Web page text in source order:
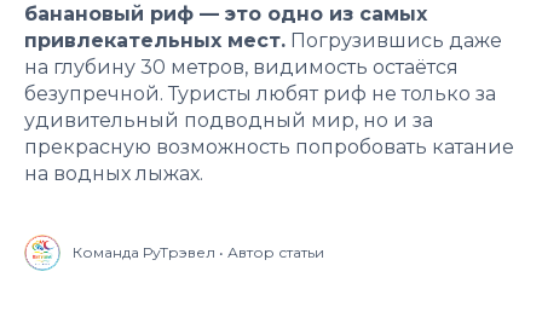
банановый риф — это одно из самых
привлекательных мест. Погрузившись даже
на глубину 30 метров, видимость остаётся
безупречной. Туристы любят риф не только за
удивительный подводный мир, но и за
прекрасную возможность попробовать катание
на водных лыжах.
Команда РуТрэвел • Автор статьи